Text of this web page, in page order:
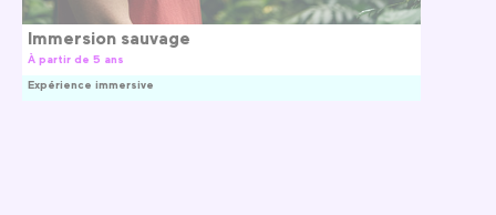
Immersion sauvage
À partir de 5 ans
Expérience immersive